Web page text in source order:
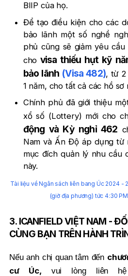
BIIP của họ.
Để tạo điều kiện cho các
bảo lãnh một số nghề
phủ cũng sẽ giảm yêu
cho visa thiếu hụt kỹ
bảo lãnh (Visa 482), từ 2
1 năm, cho tất cả các hồ sơ
Chính phủ đã giới thiệu
xổ số (Lottery) mới cho
động và Kỳ nghỉ 462
Nam và Ấn Độ áp dụng từ
mục đích quản lý nhu cầu
này.
Tài liệu về Ngân sách liên bang Úc 2024 -
(giờ địa phương) tức 4:30
3. ICANFIELD VIỆT NAM -
CÙNG BẠN TRÊN HÀNH
Nếu anh chị quan tâm đến
cư Úc,
vui lòng liên